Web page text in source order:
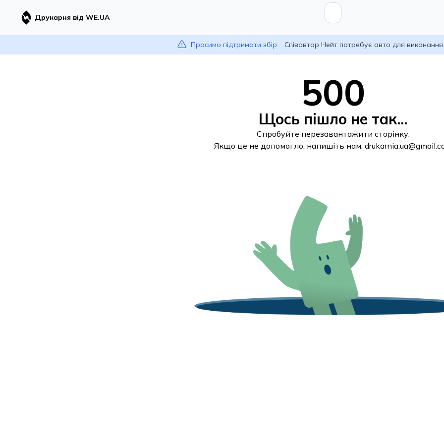
Друкарня від WE.UA
Просимо підтримати збір: Співавтор Нейт потребує авто для
500
Щось пішло не так...
Спробуйте перезавантажити сторінку.
Якщо це не допомогло, напишіть нам: